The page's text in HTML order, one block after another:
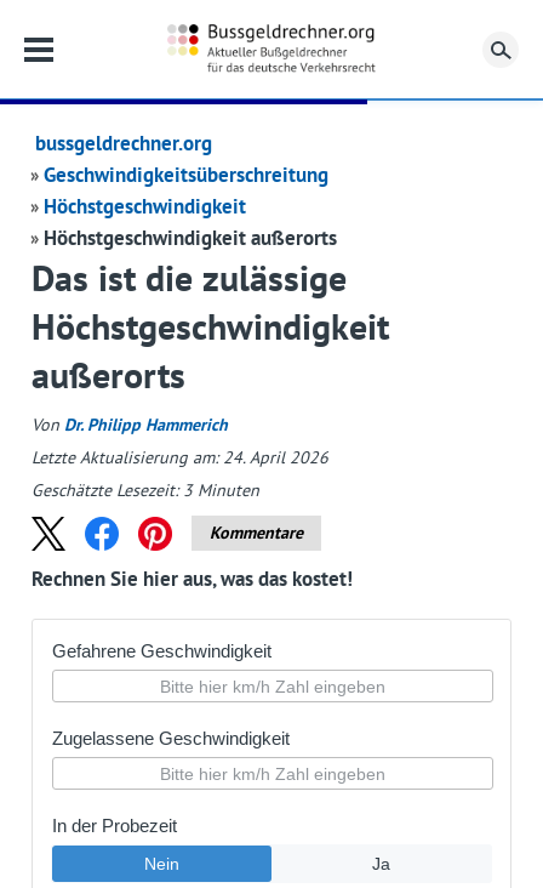
bussgeldrechner.org
Geschwindigkeitsüberschreitung
Höchstgeschwindigkeit
Höchstgeschwindigkeit außerorts
Das ist die zulässige
Höchstgeschwindigkeit
außerorts
Von Dr. Philipp Hammerich
Letzte Aktualisierung am: 24. April 2026
Geschätzte Lesezeit:3 Minuten
Kommentare
Rechnen Sie hier aus, was das kostet!